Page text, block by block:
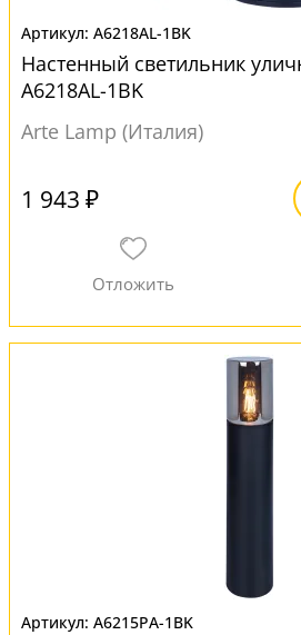
A6218AL-1BK
Настенный светильник
A6218AL-1BK
Arte Lamp (Италия)
1 943 ₽
A6215PA-1BK